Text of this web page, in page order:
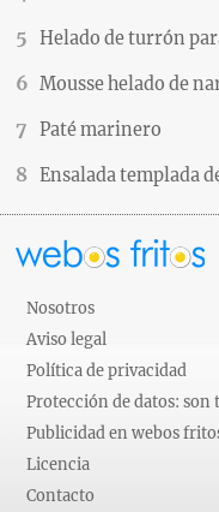
Helado de turrón
Mousse helado de
Paté marinero
Ensalada templada
Nosotros
Aviso legal
Política de privacidad
Protección de datos: son
Publicidad en webos
Licencia
Contacto